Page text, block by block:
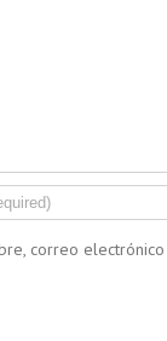
correo